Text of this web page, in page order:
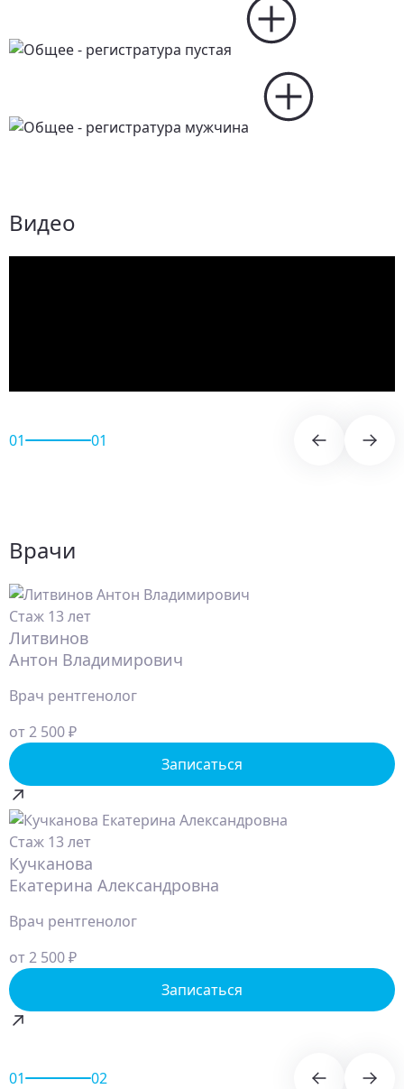
Видео
01 01
Врачи
Стаж 13 лет
Литвинов
Антон Владимирович
Врач рентгенолог
от 2 500 ₽
Записаться
Стаж 13 лет
Кучканова
Екатерина Александровна
Врач рентгенолог
от 2 500 ₽
Записаться
01 02